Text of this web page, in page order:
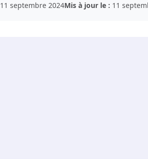
11 septembre 2024Mis à jour le : 11